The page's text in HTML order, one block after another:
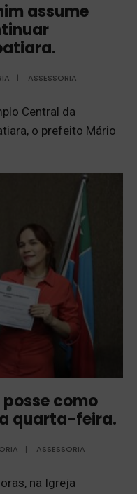
assume
|
ASSESSORIA
Central da
o prefeito Mário
como
quarta-feira.
|
ASSESSORIA
na Igreja